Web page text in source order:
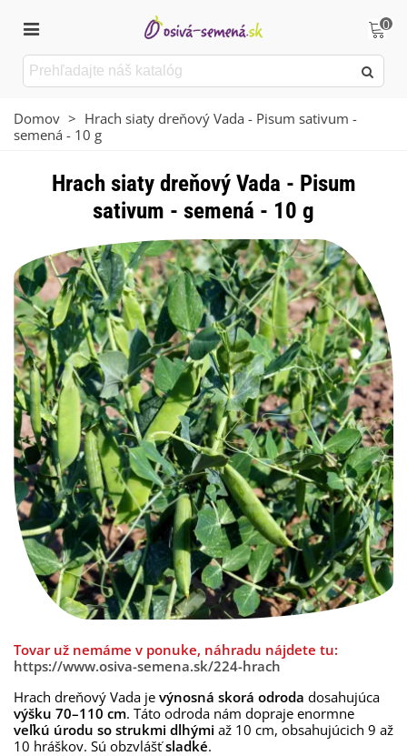
0
Domov > Hrach siaty dreňový Vada - Pisum sativum -
semená - 10 g
Hrach siaty dreňový Vada - Pisum
sativum - semená - 10 g
Tovar už nemáme v ponuke, náhradu nájdete tu:
https://www.osiva-semena.sk/224-hrach
Hrach dreňový Vada je výnosná skorá odroda dosahujúca
výšku 70–110 cm. Táto odroda nám dopraje enormne
veľkú úrodu so strukmi dlhými až 10 cm, obsahujúcich 9 až
10 hráškov. Sú obzvlášťsladké.